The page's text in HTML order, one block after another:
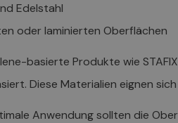
Edelstahl
oder laminierten Oberflächen
basierte Produkte wie
Diese Materialien eignen
Anwendung sollten die